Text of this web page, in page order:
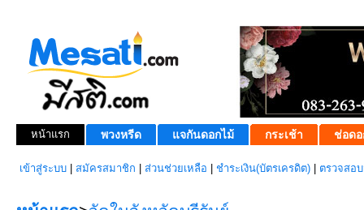
หน้าแรก พวงหรีด แจกันดอกไม้ กระเช้า ช่อดอ
เข้าสู่ระบบ สมัครสมาชิก ส่วนช่วยเหลือ ชำระเงิน(บัตรเครดิต) ตรวจสอ